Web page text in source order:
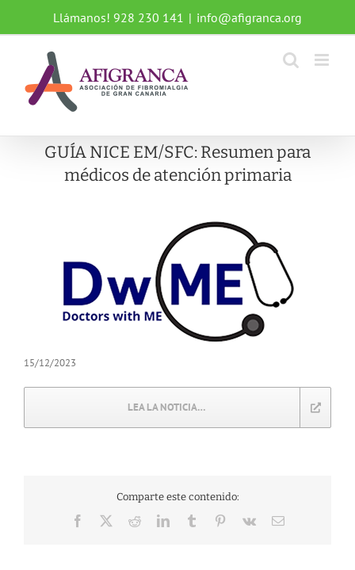
contenido
Llámanos! 928 230 141 | info@afigranca.org
GUÍA NICE EM/SFC: Resumen para
médicos de atención primaria
15/12/2023
LEA LA NOTICIA…
Comparte este contenido:
Facebook RedditLinkedInTumblr Pinterest
Vk
Correo